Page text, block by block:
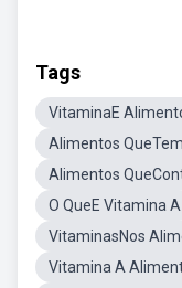
Tags
VitaminaE
Alimentos
Alimentos
O QueE Vitamina A
VitaminasNos
Vitamina A